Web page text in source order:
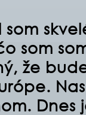
som
som
že
Dnes